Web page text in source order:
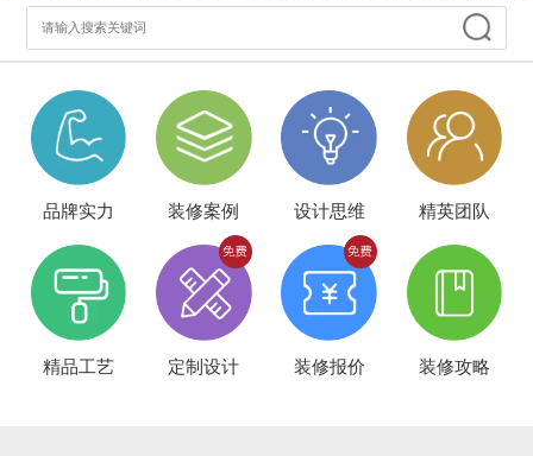
品牌实力 装修案例 设计思维 精英团队
精品工艺 定制设计 装修报价 装修攻略